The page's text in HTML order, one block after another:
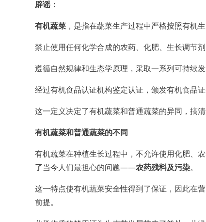
辟谣：
有机蔬菜 ，是指在蔬菜生产过程中严格按照有机生
禁止使用任何化学合成的农药、化肥、生长调节
遵循自然规律和生态学原理，采取一系列可持续
经过有机食品认证机构鉴定认证，颁发有机食品证
这一定义决定了有机蔬菜和普通蔬菜的异同，搞
有机蔬菜和普通蔬菜的不同
有机蔬菜在种植生长过程中，不允许使用化肥、
了当今人们最担心的问题——农药残料及污染。
这一特点使有机蔬菜安全性得到了保证，因此在
前提。